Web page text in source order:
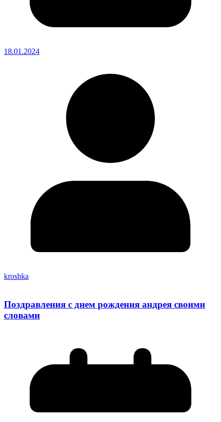
18.01.2024
kroshka
Поздравления с днем рождения андрея своими
словами